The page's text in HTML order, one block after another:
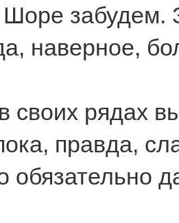
забудем.
наверное,
своих рядах
правда,
обязательно